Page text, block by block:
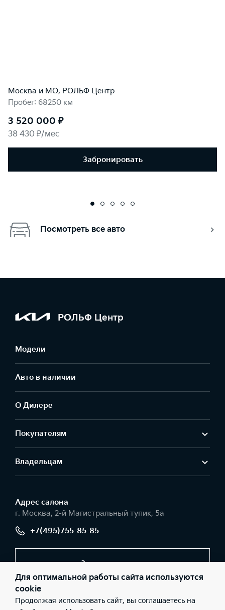
Москва и МО, РОЛЬФ Центр
Пробег: 68250 км
3 520 000 ₽
38 430 ₽/мес
Забронировать
Посмотреть все авто
РОЛЬФ Центр
Модели
Авто в наличии
О Дилере
Покупателям
Владельцам
Адрес салонa
г. Москва, 2-й Магистральный тупик, 5а
+7(495)755-85-85
Заказать звонок
© 2026 Юридические лица АО «РОЛЬФ», Филиал «Центр»
Для оптимальной работы сайта используются
cookie
Продолжая использовать сайт, вы соглашаетесь на